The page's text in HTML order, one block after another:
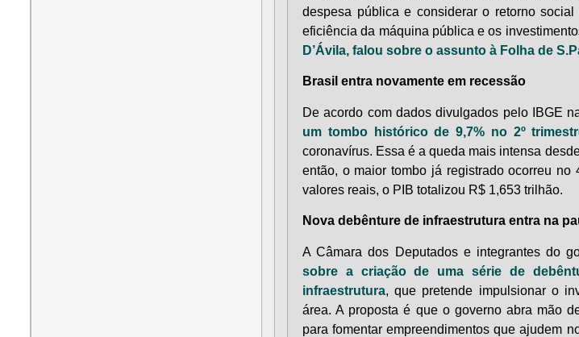
despesa pública e considerar o retorno
eficiência da máquina pública e os
D’Ávila, falou sobre o assunto à Folha de
Brasil entra novamente em recessão
De acordo com dados divulgados pelo IBGE
um tombo histórico de 9,7% no 2º
coronavírus. Essa é a queda mais intensa
então, o maior tombo já registrado ocorreu no
valores reais, o PIB totalizou R$ 1,653 trilhão.
Nova debênture de infraestrutura entra na
A Câmara dos Deputados e integrantes do
sobre a criação de uma série de
infraestrutura, que pretende impulsionar o
área. A proposta é que o governo abra mão
para fomentar empreendimentos que ajudem